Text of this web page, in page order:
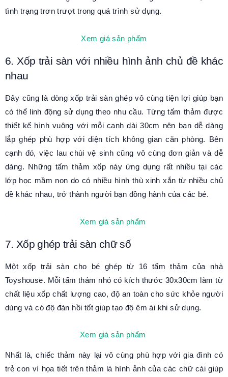
tình trạng trơn trượt trong quá trình sử dụng.
Xem giá sản phẩm
6. Xốp trải sàn với nhiều hình ảnh chủ đề khác
nhau
Đây cũng là dòng xốp trải sàn ghép vô cùng tiện lợi giúp bạn
có thể linh động sử dụng theo nhu cầu. Từng tấm thảm được
thiết kế hình vuông với mỗi cạnh dài 30cm nên bạn dễ dàng
lắp ghép phù hợp với diện tích không gian căn phòng. Bên
cạnh đó, việc lau chùi vệ sinh cũng vô cùng đơn giản và dễ
dàng. Những tấm thảm xốp này ứng dụng rất nhiều tại các
lớp học mầm non do có nhiều hình thù xinh xắn từ nhiều chủ
đề khác nhau, trở thành người bạn đồng hành của các bé.
Xem giá sản phẩm
7. Xốp ghép trải sàn chữ số
Một xốp trải sàn cho bé ghép từ 16 tấm thảm của nhà
Toyshouse. Mỗi tấm thảm nhỏ có kích thước 30x30cm làm từ
chất liệu xốp chất lượng cao, độ an toàn cho sức khỏe người
dùng và có độ đàn hồi tốt giúp tạo độ êm ái khi sử dụng.
Xem giá sản phẩm
Nhất là, chiếc thảm này lại vô cùng phù hợp với gia đình có
trẻ con vì họa tiết trên thảm là hình ảnh của các chữ cái giúp